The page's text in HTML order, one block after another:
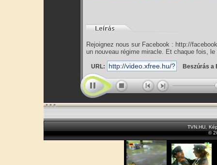
Rejoignez nous sur Facebook : http://
un nouveau régime miracle. Et chaque fois,
URL: Beszúrás a
TVN.HU
©